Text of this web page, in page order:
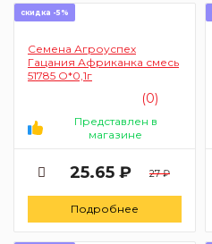
скидка -5%
Семена Агроуспех
Гацания Африканка смесь
51785 О*0,1г
(0)
Представлен в
магазине
25.65 ₽ 27 ₽
Подробнее